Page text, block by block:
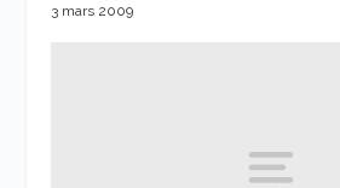
3 mars 2009